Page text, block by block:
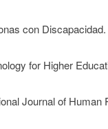
con
for Higher
Journal of Human